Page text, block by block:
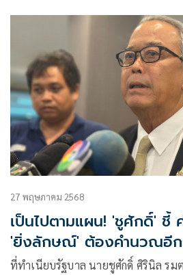
27 พฤษภาคม 2568
เป็นไปตามแผน! 'ชูศักดิ์' ชี้
'ยิ่งลักษณ์' ต้องคำนวณอีก
จริงเปลี่ยน
ที่ทำเนียบรัฐบาล นายชูศักดิ์ ศิรินิล รม